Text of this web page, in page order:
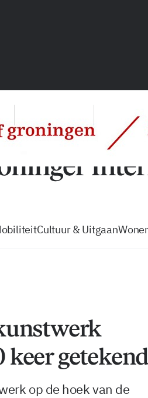
Cultuur & Uitgaan
getekend
op de hoek van de